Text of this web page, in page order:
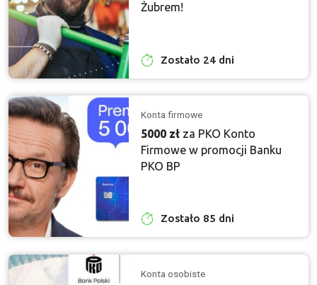
Żubrem!
Zostało 24 dni
Konta firmowe
5000 zł za PKO Konto
Firmowe w promocji Banku
PKO BP
Zostało 85 dni
Konta osobiste